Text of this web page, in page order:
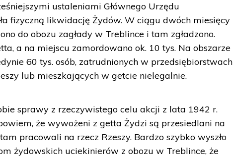
ustaleniami Głównego Urzędu
fizyczną likwidację Żydów. W ciągu dwóch miesięcy
do obozu zagłady w Treblince i tam zgładzono.
a na miejscu zamordowano ok. 10 tys. Na obszarze
60 tys. osób, zatrudnionych w przedsiębiorstwach
lub mieszkających w getcie nielegalnie.
sprawy z rzeczywistego celu akcji z lata 1942 r.
że wywożeni z getta Żydzi są przesiedlani na
pracowali na rzecz Rzeszy. Bardzo szybko wyszło
żydowskich uciekinierów z obozu w Treblince, że